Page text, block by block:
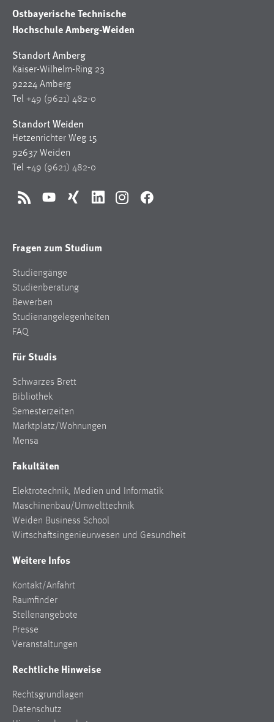
Ostbayerische Technische
Hochschule Amberg-Weiden
Standort Amberg
Kaiser-Wilhelm-Ring 23
92224 Amberg
Tel +49 (9621) 482-0
Standort Weiden
Hetzenrichter Weg 15
92637 Weiden
Tel +49 (9621) 482-0
RSS YouTubeXing LinkedInInstagramFacebook
Fragen zum Studium
Studiengänge
Studienberatung
Bewerben
Studienangelegenheiten
FAQ
Für Studis
Schwarzes Brett
Bibliothek
Semesterzeiten
Marktplatz/Wohnungen
Mensa
Fakultäten
Elektrotechnik, Medien und Informatik
Maschinenbau/Umwelttechnik
Weiden Business School
Wirtschaftsingenieurwesen und Gesundheit
Weitere Infos
Kontakt/Anfahrt
Raumfinder
Stellenangebote
Presse
Veranstaltungen
Rechtliche Hinweise
Rechtsgrundlagen
Datenschutz